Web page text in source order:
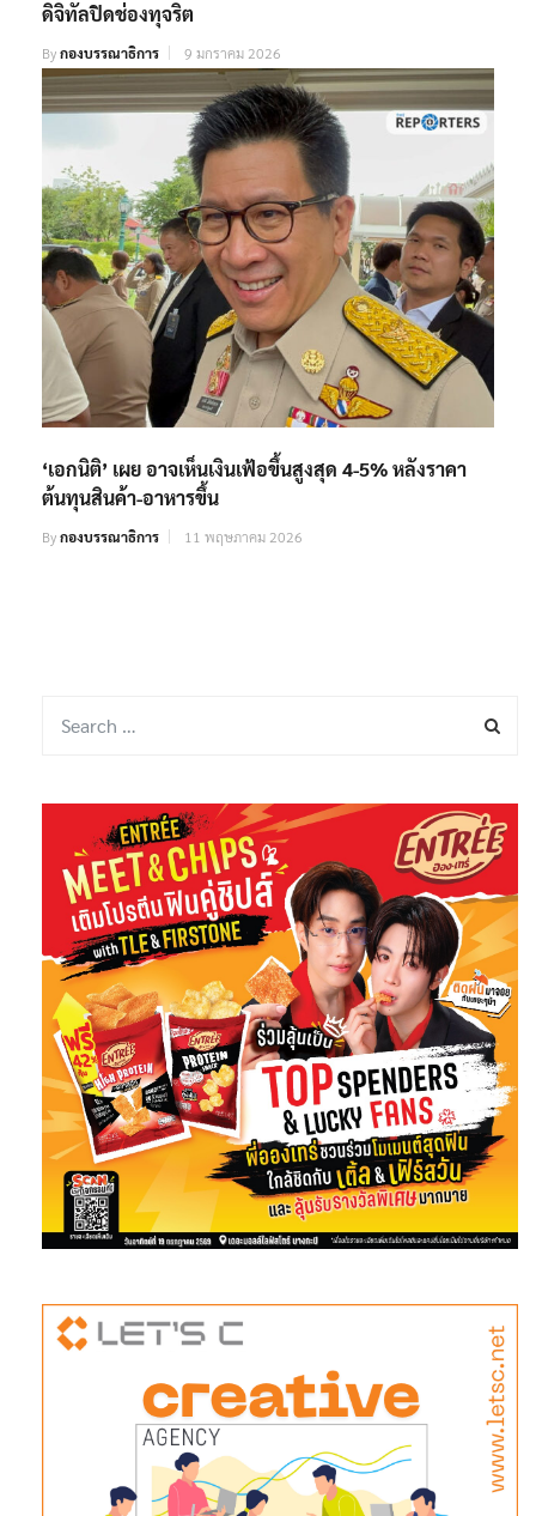
ดิจิทัลปิดช่องทุจริต
Byกองบรรณาธิการ 9 มกราคม 2026
‘เอกนิติ’ เผย อาจเห็นเงินเฟ้อขึ้นสูงสุด 4-5% หลังราคา
ต้นทุนสินค้า-อาหารขึ้น
Byกองบรรณาธิการ 11 พฤษภาคม 2026